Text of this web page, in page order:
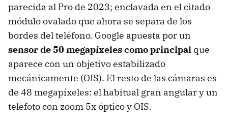
parecida al Pro de 2023; enclavada en el citado
módulo ovalado que ahora se separa de los
bordes del teléfono. Google apuesta por un
sensor de 50 megapíxeles como principal que
aparece con un objetivo estabilizado
mecánicamente (OIS). El resto de las cámaras es
de 48 megapíxeles: el habitual gran angular y un
telefoto con zoom 5x óptico y OIS.